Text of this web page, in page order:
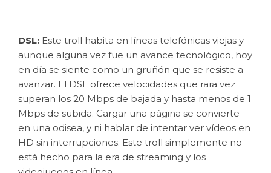
DSL: Este troll habita en líneas telefónicas viejas y
aunque alguna vez fue un avance tecnológico, hoy
en día se siente como un gruñón que se resiste a
avanzar. El DSL ofrece velocidades que rara vez
superan los 20 Mbps de bajada y hasta menos de 1
Mbps de subida. Cargar una página se convierte
en una odisea, y ni hablar de intentar ver vídeos en
HD sin interrupciones. Este troll simplemente no
está hecho para la era de streaming y los